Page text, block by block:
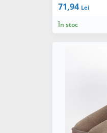
71,94 Lei
În stoc